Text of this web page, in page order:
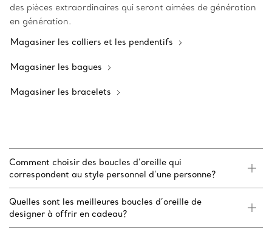
des pièces extraordinaires qui seront aimées de génération
en génération.
Magasiner les colliers et les pendentifs
Magasiner les bagues
Magasiner les bracelets
Comment choisir des boucles d’oreille qui
correspondent au style personnel d’une personne?
Quelles sont les meilleures boucles d’oreille de
designer à offrir en cadeau?